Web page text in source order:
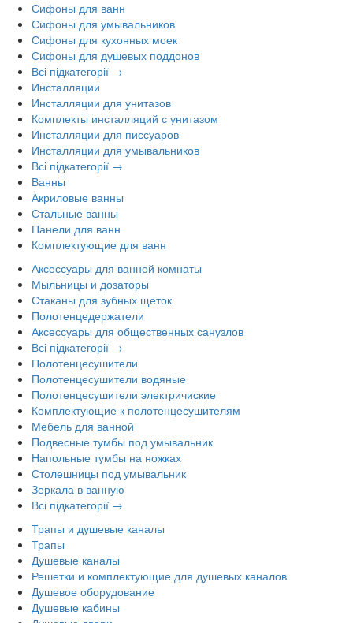
Сифоны для ванн
Сифоны для умывальников
Сифоны для кухонных моек
Сифоны для душевых поддонов
Всі підкатегорії →
Инсталляции
Инсталляции для унитазов
Комплекты инсталляций с унитазом
Инсталляции для писсуаров
Инсталляции для умывальников
Всі підкатегорії →
Ванны
Акриловые ванны
Стальные ванны
Панели для ванн
Комплектующие для ванн
Аксессуары для ванной комнаты
Мыльницы и дозаторы
Стаканы для зубных щеток
Полотенцедержатели
Аксессуары для общественных санузлов
Всі підкатегорії →
Полотенцесушители
Полотенцесушители водяные
Полотенцесушители электричиские
Комплектующие к полотенцесушителям
Мебель для ванной
Подвесные тумбы под умывальник
Напольные тумбы на ножках
Столешницы под умывальник
Зеркала в ванную
Всі підкатегорії →
Трапы и душевые каналы
Трапы
Душевые каналы
Решетки и комплектующие для душевых каналов
Душевое оборудование
Душевые кабины